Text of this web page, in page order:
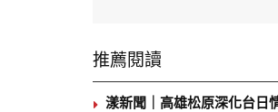
推薦閱讀
漾新聞｜高雄松原深化台